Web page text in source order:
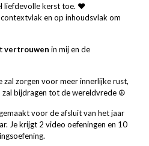
liefdevolle kerst toe. ❤️
en op inhoudsvlak om
vertrouwen in mij en de
zorgen voor meer innerlijke rust,
zal bijdragen tot de wereldvrede ☮️
gemaakt voor de afsluit van het jaar
Je krijgt 2 video oefeningen en 10